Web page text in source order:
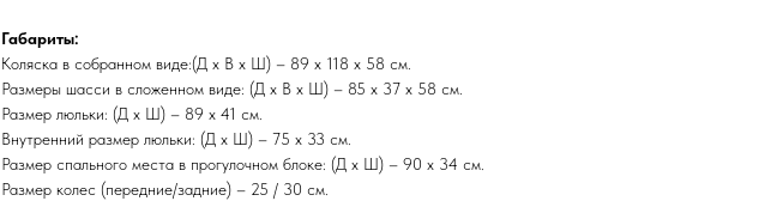
Габариты:
Коляска в собранном виде:(Д х В х Ш) – 89 х 118 х 58 см.
Размеры шасси в сложенном виде: (Д х В х Ш) – 85 х 37 х 58 см.
Размер люльки: (Д х Ш) – 89 х 41 см.
Внутренний размер люльки: (Д х Ш) – 75 х 33 см.
Размер спального места в прогулочном блоке: (Д х Ш) – 90 х 34 см.
Размер колес (передние/задние) – 25 / 30 см.